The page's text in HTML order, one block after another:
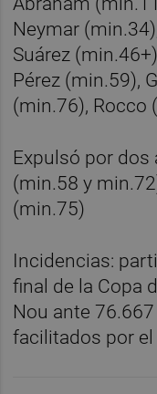
Neymar
Suárez
Pérez (min.59),
(min.76), Rocco
Expulsó por dos
(min.58 y
(min.75)
Incidencias:
final de la Copa
Nou ante
facilitados por el